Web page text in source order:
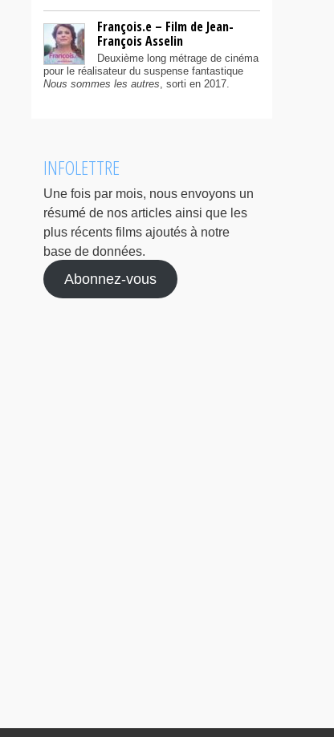
François.e – Film de Jean-
François Asselin
Deuxième long métrage de cinéma
pour le réalisateur du suspense fantastique
Nous sommes les autres, sorti en 2017.
INFOLETTRE
Une fois par mois, nous envoyons un
résumé de nos articles ainsi que les
plus récents films ajoutés à notre
base de données.
Abonnez-vous